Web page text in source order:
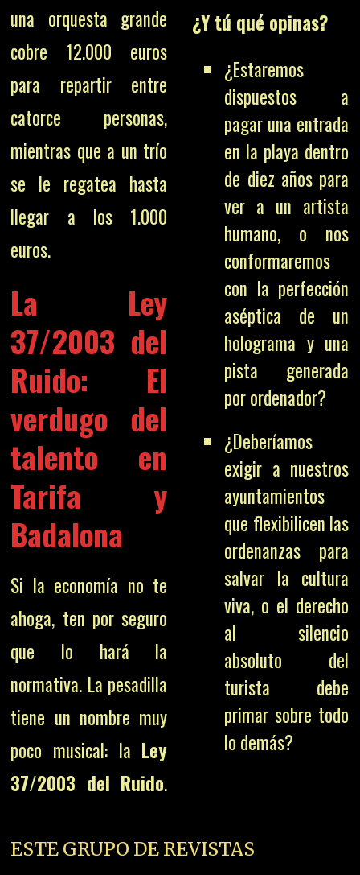
una orquesta grande
cobre 12.000 euros
para repartir entre
catorce personas,
mientras que a un trío
se le regatea hasta
llegar a los 1.000
euros.
La Ley
37/2003 del
Ruido: El
verdugo del
talento en
Tarifa y
Badalona
Si la economía no te
ahoga, ten por seguro
que lo hará la
normativa. La pesadilla
tiene un nombre muy
poco musical: la Ley
37/2003 del Ruido.
¿Y tú qué opinas?
¿Estaremos
dispuestos a
pagar una entrada
en la playa dentro
de diez años para
ver a un artista
humano, o nos
conformaremos
con la perfección
aséptica de un
holograma y una
pista generada
por ordenador?
¿Deberíamos
exigir a nuestros
ayuntamientos
que flexibilicen las
ordenanzas para
salvar la cultura
viva, o el derecho
al silencio
absoluto del
turista debe
primar sobre todo
lo demás?
ESTE GRUPO DE REVISTAS